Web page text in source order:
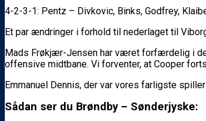
4-2-3-1: Pentz – Divkovic, Binks, Godfrey,
Et par ændringer i forhold til nederlaget til
Mads Frøkjær-Jensen har været forfærdelig i de
offensive midtbane. Vi forventer, at Cooper
Emmanuel Dennis, der var vores farligste
Sådan ser du Brøndby – Sønderjyske: